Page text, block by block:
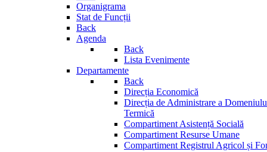
Organigrama
Stat de Funcții
Back
Agenda
Back
Lista Evenimente
Departamente
Back
Direcția Economică
Direcția de Administrare a
Termică
Compartiment Asistență Socială
Compartiment Resurse Umane
Compartiment Registrul Agricol și